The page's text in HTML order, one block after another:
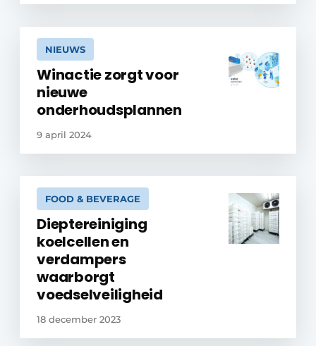
NIEUWS
Winactie zorgt voor
nieuwe
onderhoudsplannen
9 april 2024
FOOD & BEVERAGE
Dieptereiniging
koelcellen en
verdampers
waarborgt
voedselveiligheid
18 december 2023